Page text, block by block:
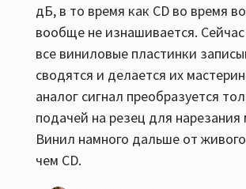
дБ, в то время как СD во время
вообще не изнашивается.
все виниловые пластинки
сводятся и делается их
аналог сигнал преобразуется
подачей на резец для нарезания
Винил намного дальше от
чем CD.